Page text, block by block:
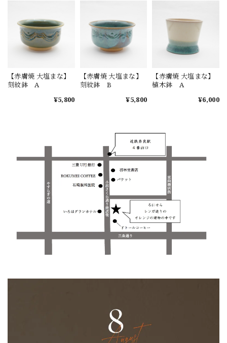
【赤膚焼 大塩まな】
刻紋鉢 A
¥5,800
【赤膚焼 大塩まな】
刻紋鉢 B
¥5,800
【赤膚焼 大塩まな】
植木鉢 A
¥6,000